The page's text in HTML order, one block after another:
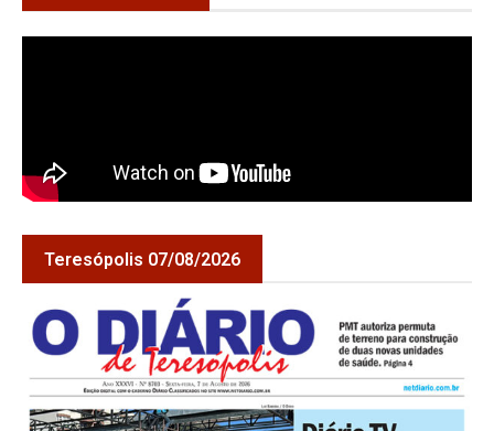
Teresópolis 07/08/2026